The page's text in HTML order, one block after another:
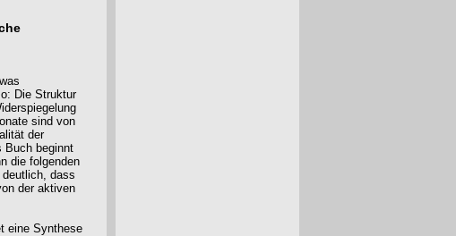
Die Struktur
sind von
der
Buch beginnt
die folgenden
dass
der aktiven
eine Synthese